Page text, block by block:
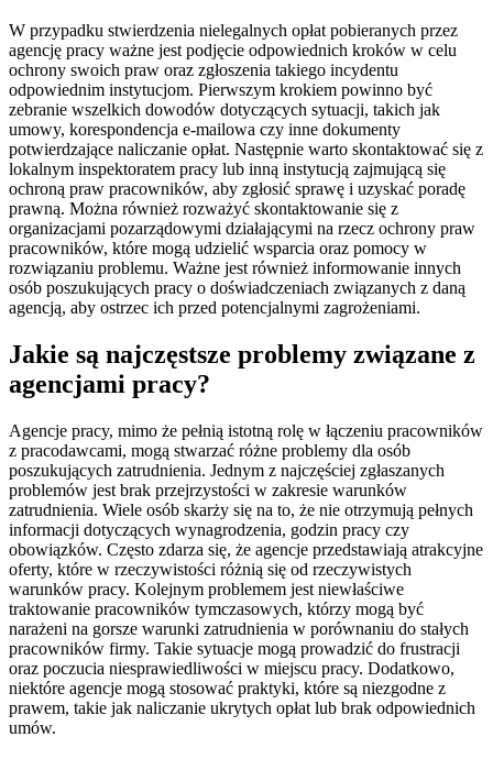
W przypadku stwierdzenia nielegalnych opłat pobieranych przez
agencję pracy ważne jest podjęcie odpowiednich kroków w celu
ochrony swoich praw oraz zgłoszenia takiego incydentu
odpowiednim instytucjom. Pierwszym krokiem powinno być
zebranie wszelkich dowodów dotyczących sytuacji, takich jak
umowy, korespondencja e-mailowa czy inne dokumenty
potwierdzające naliczanie opłat. Następnie warto skontaktować się z
lokalnym inspektoratem pracy lub inną instytucją zajmującą się
ochroną praw pracowników, aby zgłosić sprawę i uzyskać poradę
prawną. Można również rozważyć skontaktowanie się z
organizacjami pozarządowymi działającymi na rzecz ochrony praw
pracowników, które mogą udzielić wsparcia oraz pomocy w
rozwiązaniu problemu. Ważne jest również informowanie innych
osób poszukujących pracy o doświadczeniach związanych z daną
agencją, aby ostrzec ich przed potencjalnymi zagrożeniami.
Jakie są najczęstsze problemy związane z
agencjami pracy?
Agencje pracy, mimo że pełnią istotną rolę w łączeniu pracowników
z pracodawcami, mogą stwarzać różne problemy dla osób
poszukujących zatrudnienia. Jednym z najczęściej zgłaszanych
problemów jest brak przejrzystości w zakresie warunków
zatrudnienia. Wiele osób skarży się na to, że nie otrzymują pełnych
informacji dotyczących wynagrodzenia, godzin pracy czy
obowiązków. Często zdarza się, że agencje przedstawiają atrakcyjne
oferty, które w rzeczywistości różnią się od rzeczywistych
warunków pracy. Kolejnym problemem jest niewłaściwe
traktowanie pracowników tymczasowych, którzy mogą być
narażeni na gorsze warunki zatrudnienia w porównaniu do stałych
pracowników firmy. Takie sytuacje mogą prowadzić do frustracji
oraz poczucia niesprawiedliwości w miejscu pracy. Dodatkowo,
niektóre agencje mogą stosować praktyki, które są niezgodne z
prawem, takie jak naliczanie ukrytych opłat lub brak odpowiednich
umów.